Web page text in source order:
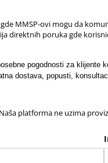
MMSP-ovi mogu da
direktnih poruka gde
pogodnosti za klijente
dostava, popusti,
platforma ne uzima